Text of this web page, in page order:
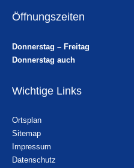
Öffnungszeiten
Donnerstag – Freitag
Donnerstag auch
Wichtige Links
Ortsplan
Sitemap
Impressum
Datenschutz